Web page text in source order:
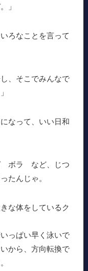
」
ろなことを言って
、そこでみんなで
なって、いい日和
ラ など、じつ
たんじゃ。
な体をしているク
っぱい早く泳いで
から、方向転換で